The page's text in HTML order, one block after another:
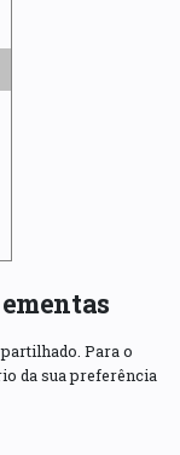
Para o
da sua preferência